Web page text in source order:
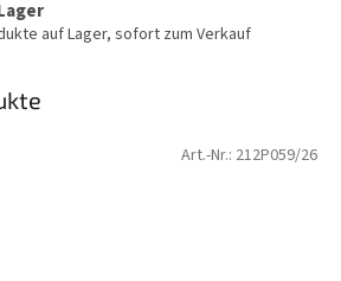
auf Lager, sofort zum Verkauf
Art.-Nr.: 212P059/26